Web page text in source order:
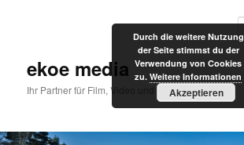
ekoe media
Ihr Partner für Film, Video und Internet
Durch die weitere Nutzung
der Seite stimmst du der
Verwendung von Cookies
zu. Weitere Informationen
Akzeptieren